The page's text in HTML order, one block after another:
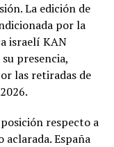
La edición de
por la
israelí KAN
presencia,
las retiradas de
respecto a
España